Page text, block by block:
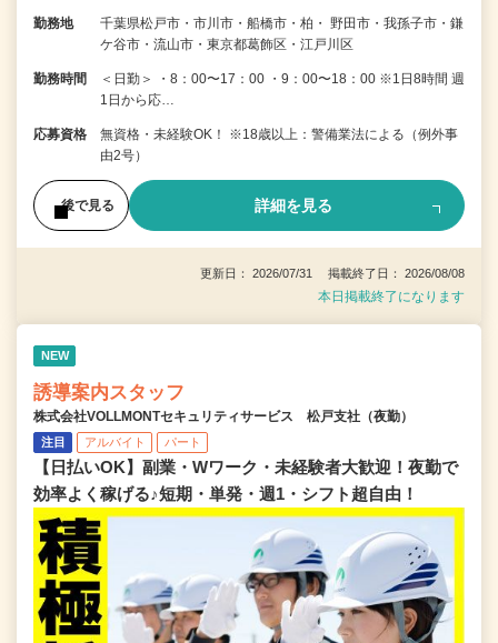
勤務地
千葉県松戸市・市川市・船橋市・柏・ 野田市・我孫子市・鎌
ケ谷市・流山市・東京都葛飾区・江戸川区
勤務時間
＜日勤＞ ・8：00〜17：00 ・9：00〜18：00 ※1日8時間 週
1日から応…
応募資格
無資格・未経験OK！ ※18歳以上：警備業法による（例外事
由2号）
後で見る 詳細を見る
更新日： 2026/07/31 掲載終了日： 2026/08/08
本日掲載終了になります
NEW
誘導案内スタッフ
株式会社VOLLMONTセキュリティサービス 松戸支社（夜勤）
注目 アルバイト パート
【日払いOK】副業・Wワーク・未経験者大歓迎！夜勤で
効率よく稼げる♪短期・単発・週1・シフト超自由！